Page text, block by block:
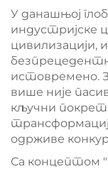
У данашњој
индустријске
цивилизацији,
истовремено.
више није
кључни
одрживе
Са концептом